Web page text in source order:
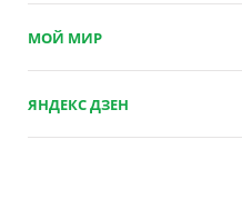
МОЙ МИР
ЯНДЕКС ДЗЕН